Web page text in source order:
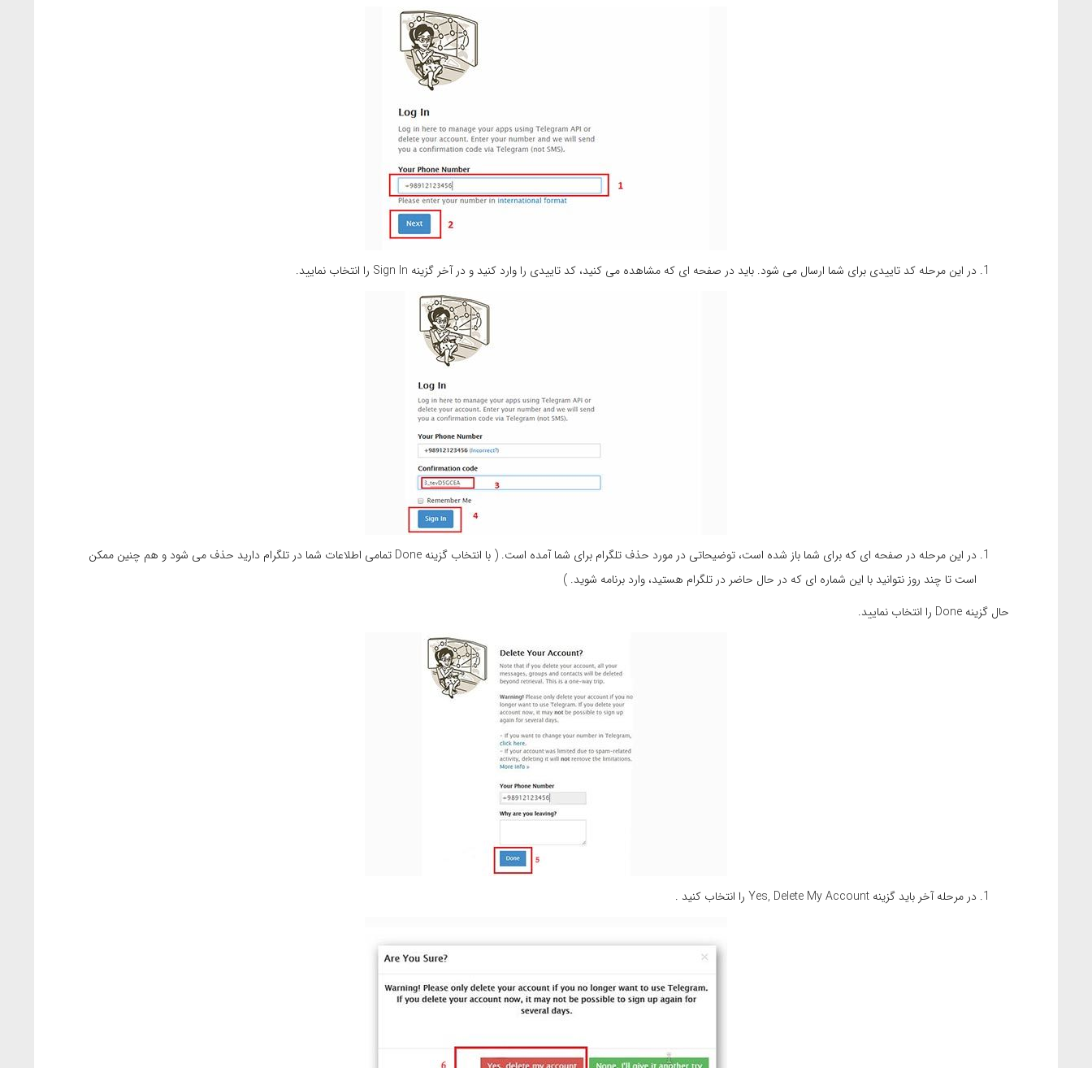
در این مرحله کد تاییدی برای شما ارسال می شود. باید در صفحه ای که مشاهده می کنید، کد تاییدی را وارد کنید و در آخر گزینه Sign In را انتخاب نمایید.
در این مرحله در صفحه ای که برای شما باز شده است، توضیحاتی در مورد حذف تلگرام برای شما آمده است. ( با انتخاب گزینه Done تمامی اطلاعات شما در تلگرام دارید حذف می شود و هم چنین ممکن
است تا چند روز نتوانید با این شماره ای که در حال حاضر در تلگرام هستید، وارد برنامه شوید. )
حال گزینه Done را انتخاب نمایید.
در مرحله آخر باید گزینه Yes, Delete My Account را انتخاب کنید .